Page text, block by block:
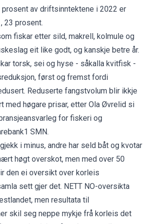
av driftsinntektene i 2022 er
23 prosent.
fiskar etter sild, makrell, kolmule og
eit like godt, og kanskje betre år.
torsk, sei og hyse - såkalla kvitfisk -
først og fremst fordi
Reduserte fangstvolum blir ikkje
med høgare prisar, etter Ola Øvrelid si
for fiskeri og
SMN.
i minus, andre har seld båt og kvotar
høgt overskot, men med over 50
den ei oversikt over korleis
sett gjer det. NETT NO-oversikta
men resultata til
skil seg neppe mykje frå korleis det